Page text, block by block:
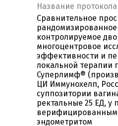
Название протокола
Сравнительное
контролируемое
многоцентровое
эффективности и
локальной терапии
Суперлимф®
ЦИ Иммунохелп,
суппозитории
ректальные 25 ЕД, у
верифицированным
эндометритом